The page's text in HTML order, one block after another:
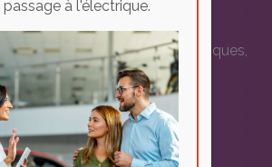
à jour sur les véhicules électriques,
et plus encore !
passage à l'électrique.